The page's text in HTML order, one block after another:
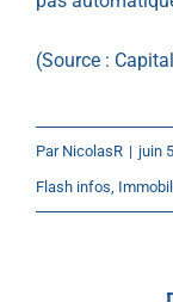
(Source :
Par NicolasR | juin
Flash infos,